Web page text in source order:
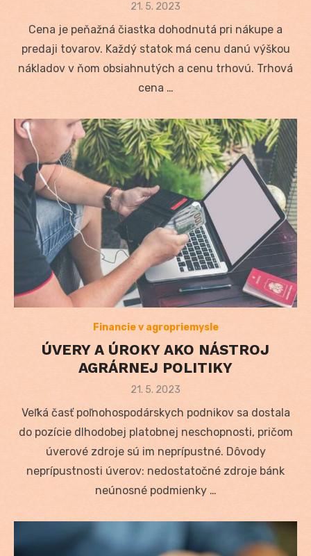
Posted
21. 5. 2023
Cena je peňažná čiastka dohodnutá pri nákupe a
predaji tovarov. Každý statok má cenu danú výškou
nákladov v ňom obsiahnutých a cenu trhovú. Trhová
cena …
Financie v agropriemysle
ÚVERY A ÚROKY AKO NÁSTROJ
AGRÁRNEJ POLITIKY
Posted
21. 5. 2023
Veľká časť poľnohospodárskych podnikov sa dostala
do pozície dlhodobej platobnej neschopnosti, pričom
úverové zdroje sú im neprípustné. Dôvody
neprípustnosti úverov: nedostatočné zdroje bánk
neúnosné podmienky …